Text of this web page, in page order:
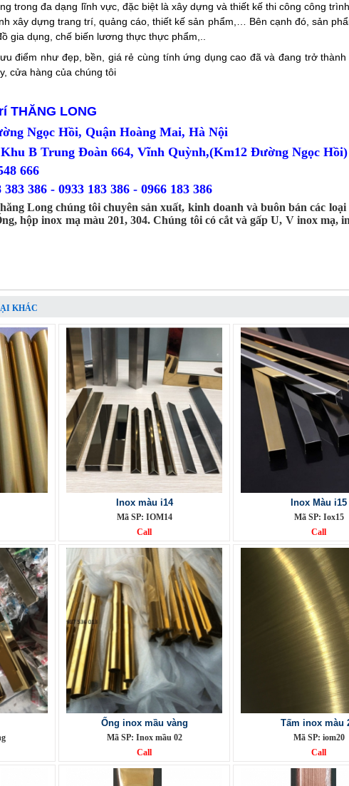
trong đa dạng lĩnh vực, đặc biệt là xây dựng và thiết kế thi công công
xây dựng trang trí, quảng cáo, thiết kế sản phẩm,… Bên cạnh đó, sản
gia dụng, chế biến lương thực thực phẩm,..
điểm như đẹp, bền, giá rẻ cùng tính ứng dụng cao đã và đang trở
cửa hàng của chúng tôi
THĂNG LONG
Ngọc Hồi, Quận Hoàng Mai, Hà Nội
B Trung Đoàn 664, Vĩnh Quỳnh,(Km12 Đường Ngọc
548 666
386 - 0933 183 386 - 0966 183 386
Long chúng tôi chuyên sản xuất, kinh doanh và buôn bán các
hộp inox mạ màu 201, 304. Chúng tôi có cắt và gấp U, V inox mạ,
KHÁC
Inox màu i14
Mã SP: IOM14
Call
Inox Màu i15
Mã SP: Iox15
Call
Ống inox mầu vàng
Mã SP: Inox mầu 02
Call
Tấm inox màu
Mã SP: iom20
Call